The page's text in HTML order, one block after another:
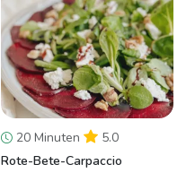
20 Minuten
5.0
Rote-Bete-Carpaccio